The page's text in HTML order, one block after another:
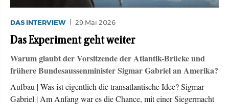
DAS INTERVIEW 29.Mai 2026
Das Experiment geht weiter
Warum glaubt der Vorsitzende der Atlantik-Brücke und
frühere Bundesaussenminister Sigmar Gabriel an Amerika?
Aufbau | Was ist eigentlich die transatlantische Idee? Sigmar
Gabriel | Am Anfang war es die Chance, mit einer Siegermacht